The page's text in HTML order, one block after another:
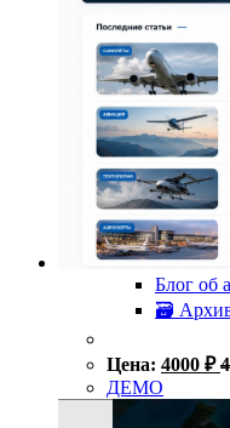
Блог об
🗃 Архив
Цена: 4000 ₽
ДЕМО